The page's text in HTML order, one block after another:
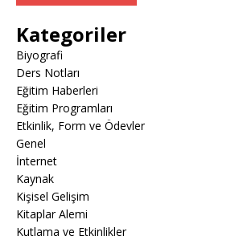
Kategoriler
Biyografi
Ders Notları
Eğitim Haberleri
Eğitim Programları
Etkinlik, Form ve Ödevler
Genel
İnternet
Kaynak
Kişisel Gelişim
Kitaplar Alemi
Kutlama ve Etkinlikler